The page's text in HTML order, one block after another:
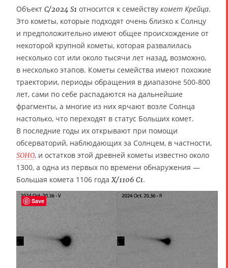
Объект C/2024 S1 относится к семейству комет Крейца.
Это кометы, которые подходят очень близко к Солнцу
и предположительно имеют общее происхождение от
некоторой крупной кометы, которая развалилась
несколько сот или около тысячи лет назад, возможно,
в несколько этапов. Кометы семейства имеют похожие
траектории, периоды обращения в диапазоне 500-800
лет, сами по себе распадаются на дальнейшие
фрагменты, а многие из них ярчают возле Солнца
настолько, что переходят в статус Больших комет.
В последние годы их открывают при помощи
обсерваторий, наблюдающих за Солнцем, в частности,
SOHO, и остатков этой древней кометы известно около
1300, а одна из первых по времени обнаружения —
Большая комета 1106 года X/1106 C1.
Save